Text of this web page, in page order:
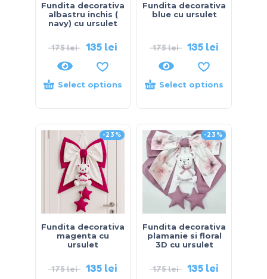
Fundita decorativa
albastru inchis (
navy) cu ursulet
175lei 135 lei
Select options
Fundita decorativa
blue cu ursulet
175lei 135 lei
Select options
-23%
Fundita decorativa
magenta cu
ursulet
175lei 135 lei
-23%
Fundita decorativa
plamanie si floral
3D cu ursulet
175lei 135 lei